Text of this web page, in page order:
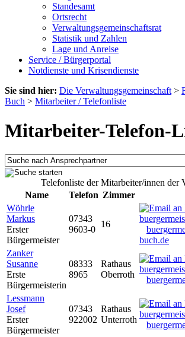
Standesamt
Ortsrecht
Verwaltungsgemeinschaftsrat
Statistik und Zahlen
Lage und Anreise
Service / Bürgerportal
Notdienste und Krisendienste
Sie sind hier: Die Verwaltungsgemeinschaft >
Buch > Mitarbeiter / Telefonliste
Mitarbeiter-Telefon-
Telefonliste der Mitarbeiter/innen der
Name
Telefon Zimmer
Wöhrle
Markus
Erster
Bürgermeister
07343
9603-0
16
buch.de
Zanker
Susanne
Erste
Bürgermeisterin
08333
8965
Rathaus
Oberroth
Lessmann
Josef
Erster
Bürgermeister
07343
922002
Rathaus
Unterroth